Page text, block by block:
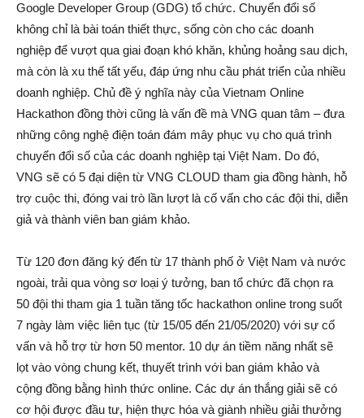
Google Developer Group (GDG) tổ chức. Chuyển đổi số
không chỉ là bài toán thiết thực, sống còn cho các doanh
nghiệp để vượt qua giai đoạn khó khăn, khủng hoảng sau dịch,
mà còn là xu thế tất yếu, đáp ứng nhu cầu phát triển của nhiều
doanh nghiệp. Chủ đề ý nghĩa này của Vietnam Online
Hackathon đồng thời cũng là vấn đề mà VNG quan tâm – đưa
những công nghệ điện toán đám mây phục vụ cho quá trình
chuyển đổi số của các doanh nghiệp tại Việt Nam. Do đó,
VNG sẽ có 5 đại diện từ VNG CLOUD tham gia đồng hành, hỗ
trợ cuộc thi, đóng vai trò lần lượt là cố vấn cho các đội thi, diễn
giả và thành viên ban giám khảo.
Từ 120 đơn đăng ký đến từ 17 thành phố ở Việt Nam và nước
ngoài, trải qua vòng sơ loại ý tưởng, ban tổ chức đã chọn ra
50 đội thi tham gia 1 tuần tăng tốc hackathon online trong suốt
7 ngày làm việc liên tục (từ 15/05 đến 21/05/2020) với sự cố
vấn và hỗ trợ từ hơn 50 mentor. 10 dự án tiềm năng nhất sẽ
lọt vào vòng chung kết, thuyết trình với ban giám khảo và
cộng đồng bằng hình thức online. Các dự án thắng giải sẽ có
cơ hội được đầu tư, hiện thực hóa và giành nhiều giải thưởng